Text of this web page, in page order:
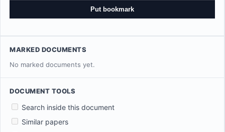
Put bookmark
MARKED DOCUMENTS
No marked documents yet.
DOCUMENT TOOLS
Search inside this document
Similar papers